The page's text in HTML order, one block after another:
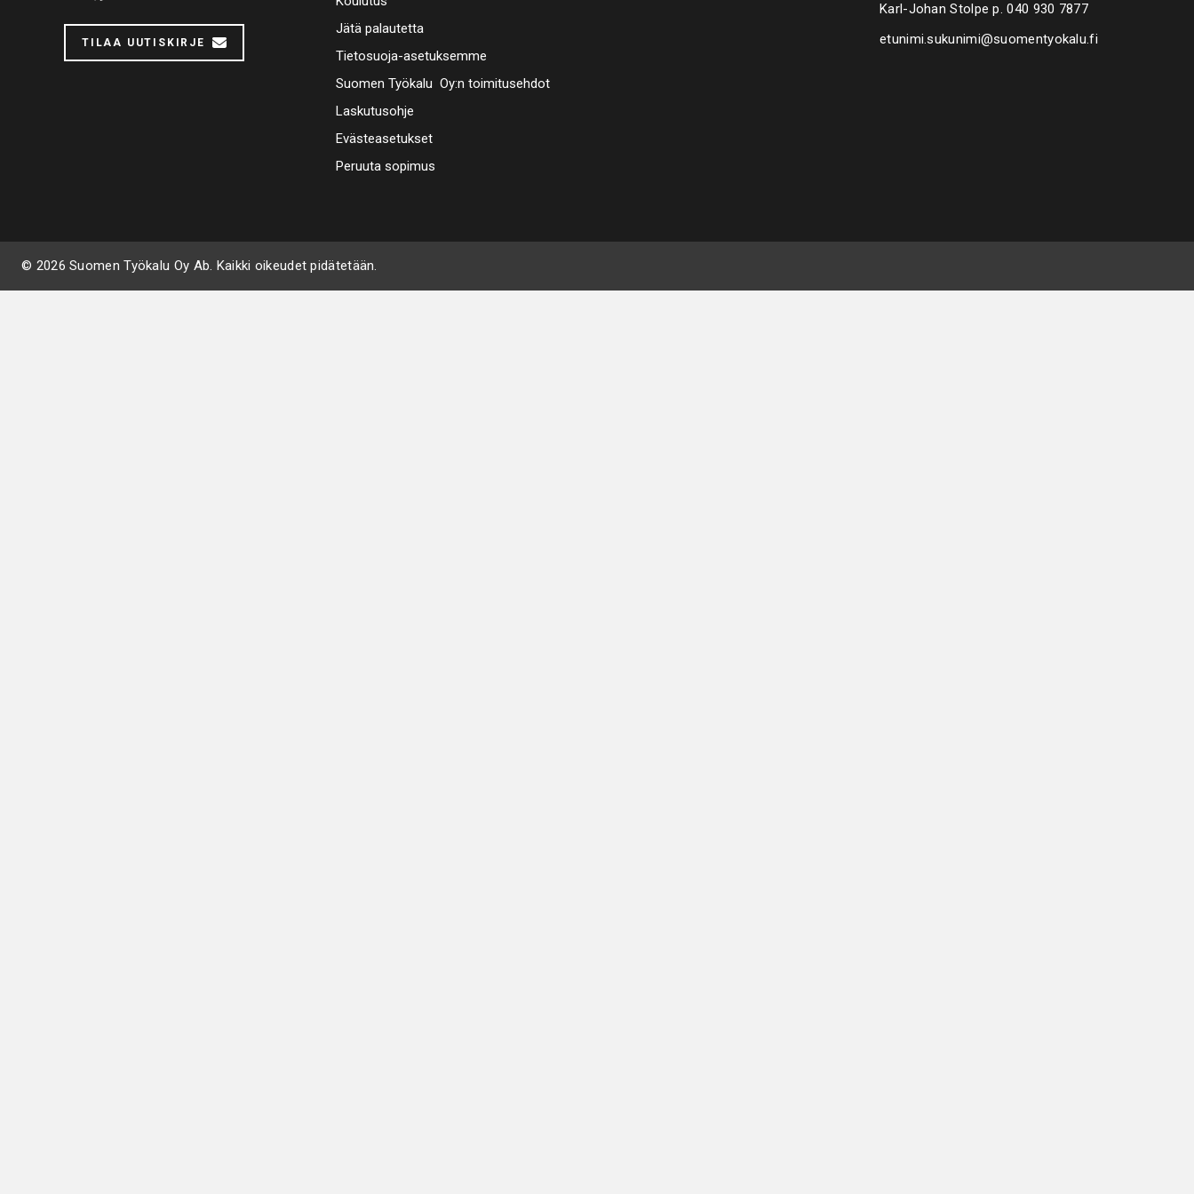
TILAA UUTISKIRJE
Jätä palautetta
Tietosuoja-asetuksemme
Suomen Työkalu Oy:n toimitusehdot
Laskutusohje
Evästeasetukset
Peruuta sopimus
Karl-Johan Stolpe p.040 930 7877
etunimi.sukunimi@suomentyokalu.fi
© 2026 Suomen Työkalu Oy Ab. Kaikki oikeudet pidätetään.